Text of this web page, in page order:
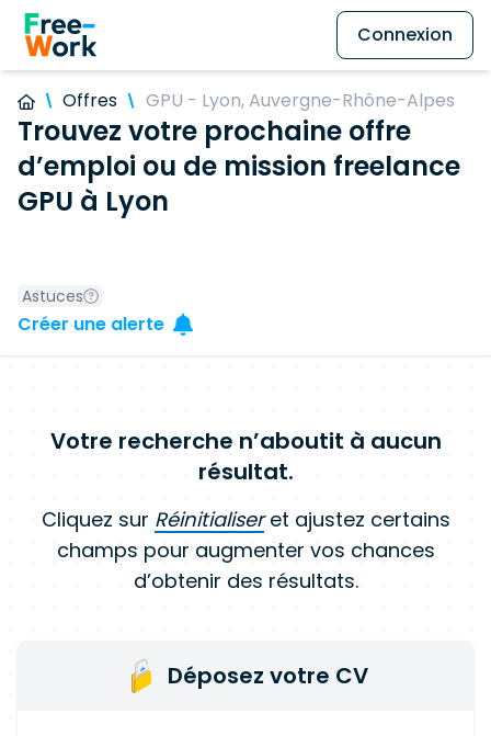
Connexion
Offres GPU - Lyon, Auvergne-Rhône-Alpes
Trouvez votre prochaine offre
d’emploi ou de mission freelance
GPU à Lyon
Astuces
Créer une alerte
Votre recherche n’aboutit à aucun
résultat.
Cliquez sur Réinitialiseret ajustez certains
champs pour augmenter vos chances
d’obtenir des résultats.
Déposez votre CV